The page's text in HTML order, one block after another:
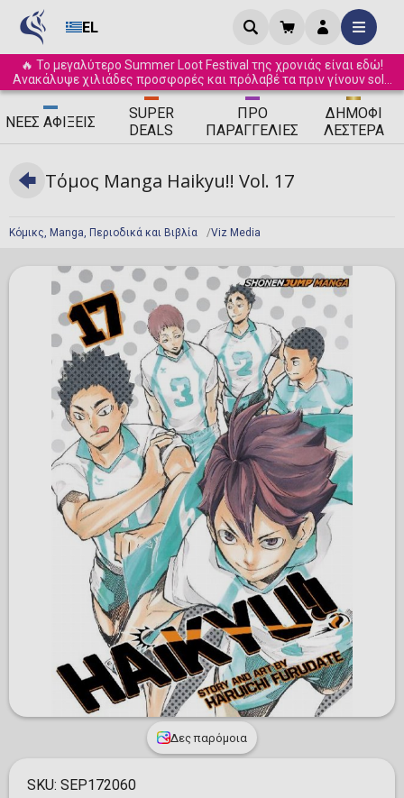
EL
🔥 Το μεγαλύτερο Summer Loot Festival της χρονιάς είναι εδώ!
Ανακάλυψε χιλιάδες προσφορές και πρόλαβέ τα πριν γίνουν sold
out! ☀️
ΝΈΕΣ ΑΦΊΞΕΙΣ
SUPER
DEALS
ΠΡΟ
ΠΑΡΑΓΓΕΛΊΕΣ
ΔΗΜΟΦΙ
ΛΈΣΤΕΡΑ
Κόμικς, Manga, Περιοδικά και Βιβλία Viz Media
Τόμος Manga Haikyu!! Vol. 17
Δες παρόμοια
SKU: SEP172060